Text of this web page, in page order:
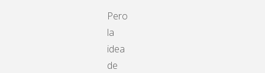
Pero
la
idea
de